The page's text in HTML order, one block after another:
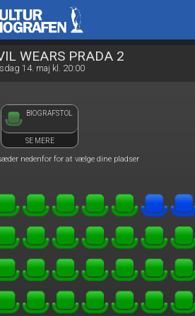
WEARS PRADA 2
14. maj kl. 20:00
BIOGRAFSTOL
SE MERE
nedenfor for at vælge dine pladser
front02 085126